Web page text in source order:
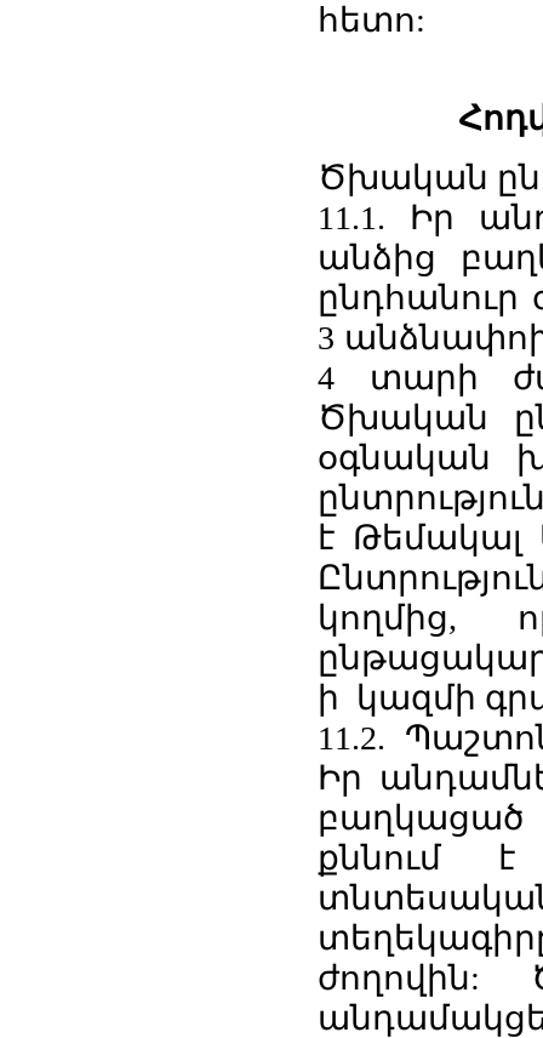
հետո:
Ծխական
11.1. Իր
անձից
ընդհանուր
3
4 տարի
Ծխական
օգնական
է Թեմակալ
կողմից,
ի կազմի
11.2.
Իր
բաղկացած
քննում